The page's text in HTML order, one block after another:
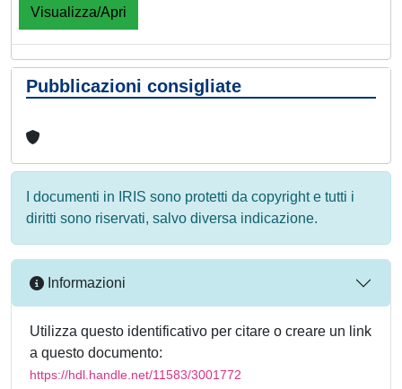
Visualizza/Apri
Pubblicazioni consigliate
I documenti in IRIS sono protetti da copyright e tutti i
diritti sono riservati, salvo diversa indicazione.
Informazioni
Utilizza questo identificativo per citare o creare un link
a questo documento:
https://hdl.handle.net/11583/3001772